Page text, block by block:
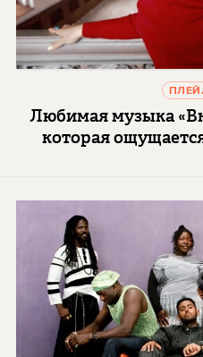
Любимая музыка
которая